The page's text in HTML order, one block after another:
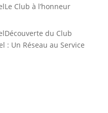
Le Club à l’honneur
Découverte du Club
: Un Réseau au Service